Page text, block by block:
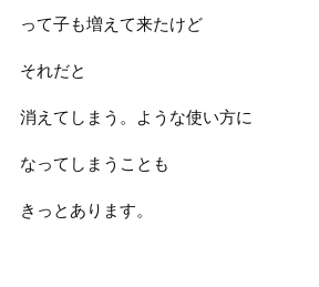
って子も増えて来たけど
それだと
消えてしまう。ような使い方に
なってしまうことも
きっとあります。